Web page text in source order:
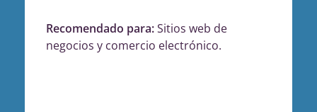
Recomendado para:Sitios web de
negocios y comercio electrónico.